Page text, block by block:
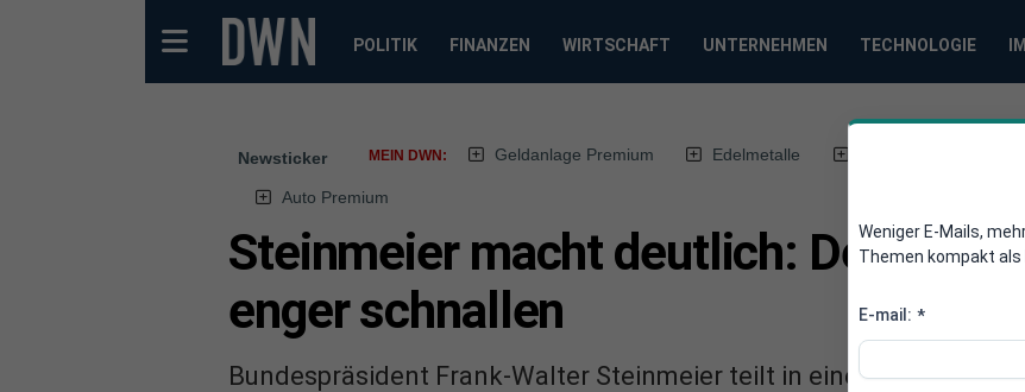
POLITIK FINANZEN WIRTSCHAFT UNTERNEHMEN TECHNOLOGIE
Newsticker MEIN DWN: Geldanlage Premium Edelmetalle
Auto Premium
Steinmeier macht deutlich:
enger schnallen
Bundespräsident Frank-Walter Steinmeier teilt in einer
Weniger E-Mails,
Themen kompakt
E-mail: *